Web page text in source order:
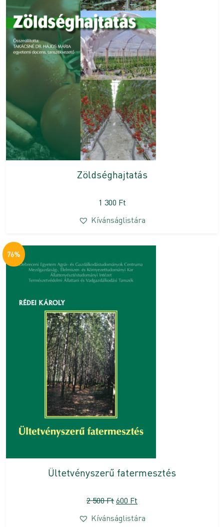
Zöldséghajtatás
1 300 Ft
Kívánságlistára
76%
Ültetvényszerű fatermesztés
2 500FtOriginal
was:
600 Ft
is:
Kívánságlistára